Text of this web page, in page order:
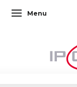
Toggle navigation
Menu